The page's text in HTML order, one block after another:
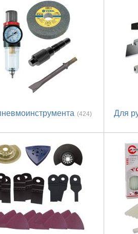
(424) Для